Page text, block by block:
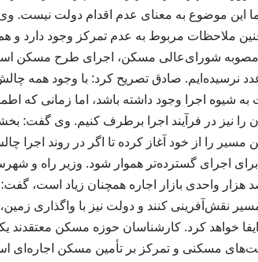
این موضوع به معنای عدم اقدام دولت نیست. وی
ملاحظات مربوط به عدم تمرکز وجود دارد و
نرسیده‌ایم. صادق تصریح کرد: با وجود همه
شیوه اجرا وجود داشته باشد، اما زمانی که
نیز در فرآیند اجرا برطرف کنیم. وی گفت:
را از خود آغاز کرده تا اگر در روند اجرا
اجرای گسترده‌تر هموار شود. وزیر راه و
نیاز چندصد هزار واحدی بازار اجاره همچنان زیاد
نقش‌آفرینی کنند و دولت نیز با واگذاری زمین،
خواهد کرد. کارشناسان حوزه مسکن معتقدند
مسکنی و تمرکز بر تأمین مسکن اجاره‌ای